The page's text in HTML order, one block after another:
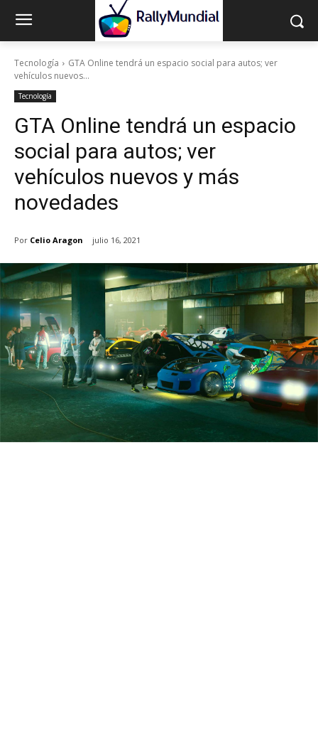
Tecnología
GTA Online tendrá un espacio social para autos; ver
vehículos nuevos...
Tecnología
GTA Online tendrá un espacio
social para autos; ver
vehículos nuevos y más
novedades
Por Celio Aragon julio 16, 2021